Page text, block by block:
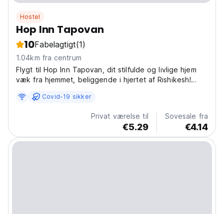
Hostel
Hop Inn Tapovan
10Fabelagtigt(1)
1.04km fra centrum
Flygt til Hop Inn Tapovan, dit stilfulde og livlige hjem
væk fra hjemmet, beliggende i hjertet af Rishikesh!
Tapovan, tæt på AYM YOGA School, og tilbyder et
hyggeligt paradis for rejsende, der søger eventyr og...
Covid-19 sikker
Privat værelse til
€5.29
Sovesale fra
€4.14